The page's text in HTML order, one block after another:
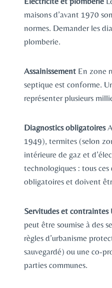
maisons d’avant 1970
normes. Demander les
plomberie.
Assainissement En zone
septique est conforme.
représenter plusieurs
Diagnostics obligatoires
1949), termites (selon
intérieure de gaz et
technologiques : tous
obligatoires et doivent
Servitudes et contraintes
peut être soumise à des
règles d’urbanisme
sauvegardé) ou une co-
parties communes.